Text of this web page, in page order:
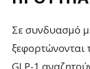
Σε συνδυασμό
ξεφορτώνονται
GLP-1